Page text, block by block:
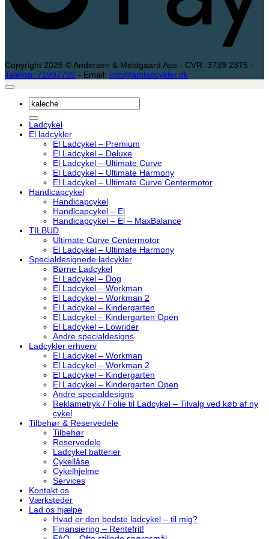
Copyright 2026 © Andersen & Meldgaard Aps - CVR. 3739 2375 -
Telefon: 71997799 - Email: info@amladcykler.dk
Søg
efter:
Ladcykel
El ladcykler
El Ladcykel – Premium
El Ladcykel – Deluxe
El Ladcykel – Ultimate Curve
El Ladcykel – Ultimate Harmony
El Ladcykel – Ultimate Curve Centermotor
Handicapcykel
Handicapcykel
Handicapcykel – El
Handicapcykel – El – MaxBalance
TILBUD
Ultimate Curve Centermotor
El Ladcykel – Ultimate Harmony
Specialdesignede ladcykler
Børne Ladcykel
El Ladcykel – Dog
El Ladcykel – Workman
El Ladcykel – Workman 2
El Ladcykel – Kindergarten
El Ladcykel – Kindergarten Open
El Ladcykel – Lowrider
Andre specialdesigns
Ladcykler erhverv
El Ladcykel – Workman
El Ladcykel – Workman 2
El Ladcykel – Kindergarten
El Ladcykel – Kindergarten Open
Andre specialdesigns
Reklametryk / Folie til Ladcykel – Tilvalg ved køb af ny
cykel
Tilbehør & Reservedele
Tilbehør
Reservedele
Ladcykel batterier
Cykellåse
Cykelhjelme
Services
Kontakt os
Værksteder
Lad os hjælpe
Hvad er den bedste ladcykel – til mig?
Finansiering – Rentefrit!